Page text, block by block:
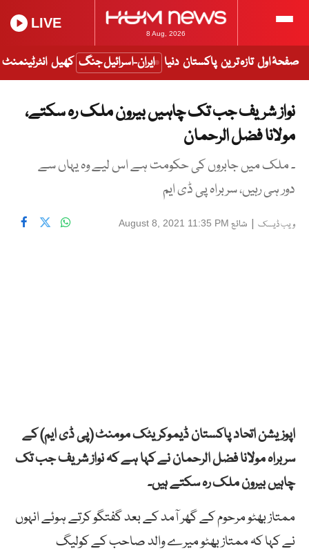
8 Aug, 2026
LIVE
صفحۂ اول تازہ ترین پاکستان دنیا ایران-اسرائیل جنگ کھیل انٹرٹینمنٹ
نواز شریف جب تک چاہیں بیرون ملک رہ سکتے،
مولانا فضل الرحمان
۔ ملک میں جابروں کی حکومت ہے اس لیے وہ یہاں سے
دور ہی رہیں، سربراہ پی ڈی ایم
ویب ڈیسک | شائع August 8, 2021 11:35 PM
اپوزیشن اتحاد پاکستان ڈیموکریٹک مومنٹ (پی ڈی ایم) کے
سربراہ مولانا فضل الرحمان نے کہا ہے کہ نواز شریف جب تک
چاہیں بیرون ملک رہ سکتے ہیں۔
ممتاز بھٹو مرحوم کے گھر آمد کے بعد گفتگو کرتے ہوئے انہوں
نے کہا کہ ممتاز بھٹو میرے والد صاحب کے کولیگ